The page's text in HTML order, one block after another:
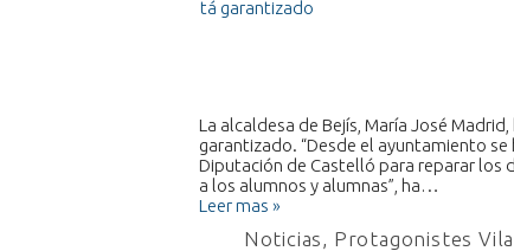
La alcaldesa de Bejís, María José
garantizado. “Desde el ayuntamiento
Diputación de Castelló para reparar los
a los alumnos y alumnas”, ha…
Leer mas »
Noticias, Protagonistes